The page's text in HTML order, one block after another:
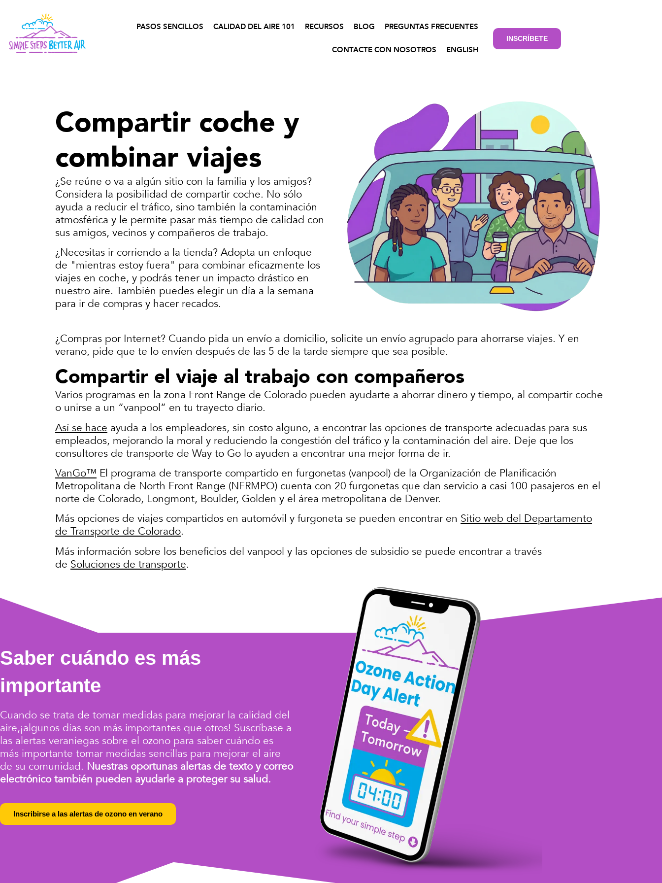
PASOS SENCILLOS CALIDAD DEL AIRE 101 RECURSOS BLOG PREGUNTAS FRECUENTES
CONTACTE CON NOSOTROS ENGLISH
INSCRÍBETE
Compartir coche y
combinar viajes
¿Se reúne o va a algún sitio con la familia y los amigos?
Considera la posibilidad de compartir coche. No sólo
ayuda a reducir el tráfico, sino también la contaminación
atmosférica y le permite pasar más tiempo de calidad con
sus amigos, vecinos y compañeros de trabajo.
¿Necesitas ir corriendo a la tienda? Adopta un enfoque
de "mientras estoy fuera" para combinar eficazmente los
viajes en coche, y podrás tener un impacto drástico en
nuestro aire. También puedes elegir un día a la semana
para ir de compras y hacer recados.
¿Compras por Internet? Cuando pida un envío a domicilio, solicite un envío agrupado para ahorrarse viajes. Y en
verano, pide que te lo envíen después de las 5 de la tarde siempre que sea posible.
Compartir el viaje al trabajo con compañeros
Varios programas en la zona Front Range de Colorado pueden ayudarte a ahorrar dinero y tiempo, al compartir coche
o unirse a un “vanpool” en tu trayecto diario.
Así se hace ayuda a los empleadores, sin costo alguno, a encontrar las opciones de transporte adecuadas para sus
empleados, mejorando la moral y reduciendo la congestión del tráfico y la contaminación del aire. Deje que los
consultores de transporte de Way to Go lo ayuden a encontrar una mejor forma de ir.
VanGo™ El programa de transporte compartido en furgonetas (vanpool) de la Organización de Planificación
Metropolitana de North Front Range (NFRMPO) cuenta con 20 furgonetas que dan servicio a casi 100 pasajeros en el
norte de Colorado, Longmont, Boulder, Golden y el área metropolitana de Denver.
Más opciones de viajes compartidos en automóvil y furgoneta se pueden encontrar en Sitio web del Departamento
de Transporte de Colorado.
Más información sobre los beneficios del vanpool y las opciones de subsidio se puede encontrar a través
de Soluciones de transporte.
Saber cuándo es más
importante
Cuando se trata de tomar medidas para mejorar la calidad del
aire,¡algunos días son más importantes que otros! Suscríbase a
las alertas veraniegas sobre el ozono para saber cuándo es
más importante tomar medidas sencillas para mejorar el aire
de su comunidad. Nuestras oportunas alertas de texto y correo
electrónico también pueden ayudarle a proteger su salud.
Inscribirse a las alertas de ozono en verano